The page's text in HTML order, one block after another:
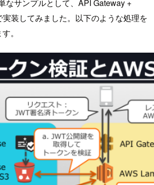
なサンプルとして、API Gateway +
装してみました。以下のような処理を
。